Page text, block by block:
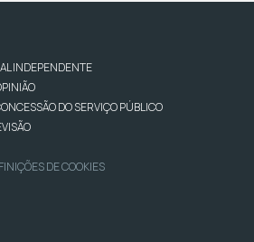
INDEPENDENTE
DO SERVIÇO PÚBLICO
DE COOKIES